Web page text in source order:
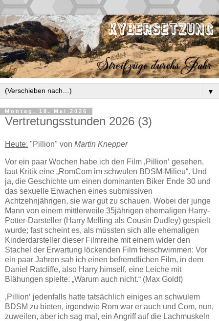
▼
Montag, 18. Mai 2026
Vertretungsstunden 2026 (3)
Heute: "Pillion" von Martin Knepper
Vor ein paar Wochen habe ich den Film ‚Pillion‘ gesehen,
laut Kritik eine „RomCom im schwulen BDSM-Milieu“. Und
ja, die Geschichte um einen dominanten Biker Ende 30 und
das sexuelle Erwachen eines submissiven
Achtzehnjährigen, sie war gut zu schauen. Wobei der junge
Mann von einem mittlerweile 35jährigen ehemaligen Harry-
Potter-Darsteller (Harry Melling als Cousin Dudley) gespielt
wurde; fast scheint es, als müssten sich alle ehemaligen
Kinderdarsteller dieser Filmreihe mit einem wider den
Stachel der Erwartung löckenden Film freischwimmen: Vor
ein paar Jahren sah ich einen befremdlichen Film, in dem
Daniel Ratcliffe, also Harry himself, eine Leiche mit
Blähungen spielte. „Warum auch nicht.“ (Max Goldt)
‚Pillion‘ jedenfalls hatte tatsächlich einiges an schwulem
BDSM zu bieten, irgendwie Rom war er auch und Com, nun,
zuweilen, aber ich sag mal, ein Angriff auf die Lachmuskeln